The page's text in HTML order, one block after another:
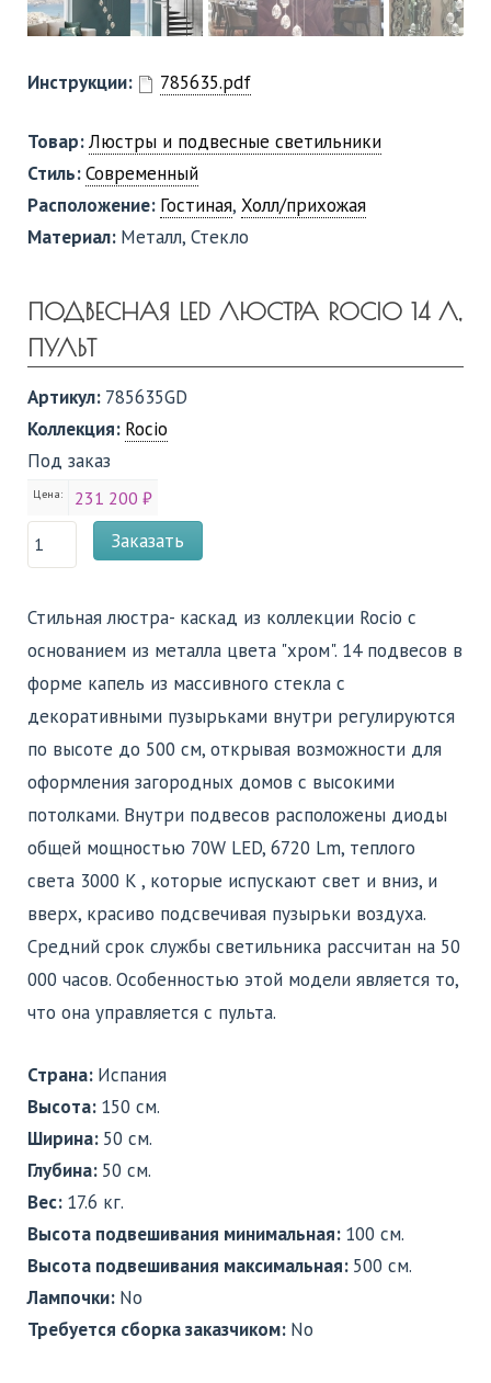
Инструкции: 785635.pdf
Товар:Люстры и подвесные светильники
Стиль:Современный
Расположение: Гостиная, Холл/прихожая
Материал: Металл, Стекло
ПОДВЕСНАЯ LED ЛЮСТРА ROCIO 14 Л,
ПУЛЬТ
Артикул: 785635GD
Коллекция: Rocio
Под заказ
Цена: 231 200 ₽
Заказать
Стильная люстра- каскад из коллекции Rocio с
основанием из металла цвета "хром". 14 подвесов в
форме капель из массивного стекла с
декоративными пузырьками внутри регулируются
по высоте до 500 см, открывая возможности для
оформления загородных домов с высокими
потолками. Внутри подвесов расположены диоды
общей мощностью 70W LED, 6720 Lm, теплого
света 3000 K , которые испускают свет и вниз, и
вверх, красиво подсвечивая пузырьки воздуха.
Средний срок службы светильника рассчитан на 50
000 часов. Особенностью этой модели является то,
что она управляется с пульта.
Страна: Испания
Высота: 150 см.
Ширина: 50 см.
Глубина: 50 см.
Вес: 17.6 кг.
Высота подвешивания минимальная: 100 см.
Высота подвешивания максимальная: 500 см.
Лампочки: No
Требуется сборка заказчиком: No